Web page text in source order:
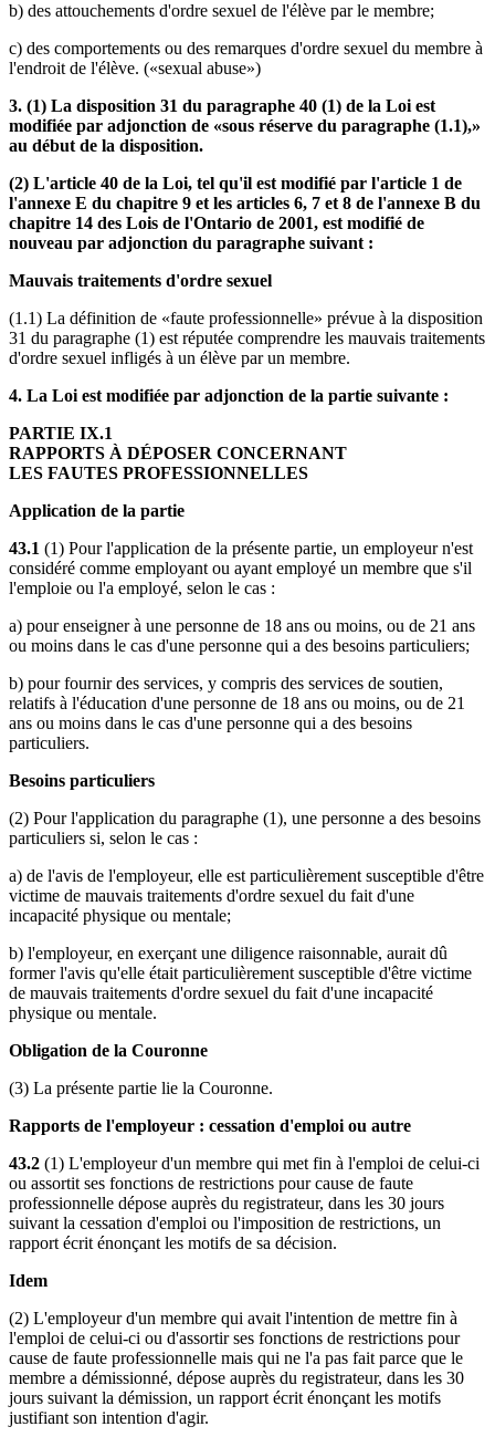
b) des attouchements d'ordre sexuel de l'élève par le membre;
c) des comportements ou des remarques d'ordre sexuel du membre à
l'endroit de l'élève. («sexual abuse»)
3. (1) La disposition 31 du paragraphe 40 (1) de la Loi est
modifiée par adjonction de «sous réserve du paragraphe (1.1),»
au début de la disposition.
(2) L'article 40 de la Loi, tel qu'il est modifié par l'article 1 de
l'annexe E du chapitre 9 et les articles 6, 7 et 8 de l'annexe B du
chapitre 14 des Lois de l'Ontario de 2001, est modifié de
nouveau par adjonction du paragraphe suivant :
Mauvais traitements d'ordre sexuel
(1.1) La définition de «faute professionnelle» prévue à la disposition
31 du paragraphe (1) est réputée comprendre les mauvais traitements
d'ordre sexuel infligés à un élève par un membre.
4. La Loi est modifiée par adjonction de la partie suivante :
PARTIE IX.1
RAPPORTS À DÉPOSER CONCERNANT
LES FAUTES PROFESSIONNELLES
Application de la partie
43.1 (1) Pour l'application de la présente partie, un employeur n'est
considéré comme employant ou ayant employé un membre que s'il
l'emploie ou l'a employé, selon le cas :
a) pour enseigner à une personne de 18 ans ou moins, ou de 21 ans
ou moins dans le cas d'une personne qui a des besoins particuliers;
b) pour fournir des services, y compris des services de soutien,
relatifs à l'éducation d'une personne de 18 ans ou moins, ou de 21
ans ou moins dans le cas d'une personne qui a des besoins
particuliers.
Besoins particuliers
(2) Pour l'application du paragraphe (1), une personne a des besoins
particuliers si, selon le cas :
a) de l'avis de l'employeur, elle est particulièrement susceptible d'être
victime de mauvais traitements d'ordre sexuel du fait d'une
incapacité physique ou mentale;
b) l'employeur, en exerçant une diligence raisonnable, aurait dû
former l'avis qu'elle était particulièrement susceptible d'être victime
de mauvais traitements d'ordre sexuel du fait d'une incapacité
physique ou mentale.
Obligation de la Couronne
(3) La présente partie lie la Couronne.
Rapports de l'employeur : cessation d'emploi ou autre
43.2 (1) L'employeur d'un membre qui met fin à l'emploi de celui-ci
ou assortit ses fonctions de restrictions pour cause de faute
professionnelle dépose auprès du registrateur, dans les 30 jours
suivant la cessation d'emploi ou l'imposition de restrictions, un
rapport écrit énonçant les motifs de sa décision.
Idem
(2) L'employeur d'un membre qui avait l'intention de mettre fin à
l'emploi de celui-ci ou d'assortir ses fonctions de restrictions pour
cause de faute professionnelle mais qui ne l'a pas fait parce que le
membre a démissionné, dépose auprès du registrateur, dans les 30
jours suivant la démission, un rapport écrit énonçant les motifs
justifiant son intention d'agir.